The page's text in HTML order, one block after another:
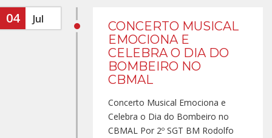
04 Jul
CONCERTO MUSICAL
EMOCIONA E
CELEBRA O DIA DO
BOMBEIRO NO
CBMAL
Concerto Musical Emociona e
Celebra o Dia do Bombeiro no
CBMAL Por 2º SGT BM Rodolfo